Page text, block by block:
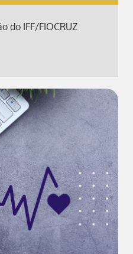
do IFF/FIOCRUZ